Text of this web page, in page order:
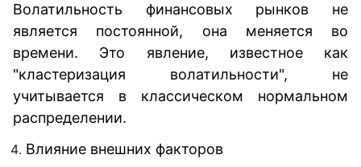
Волатильность финансовых рынков не
является постоянной, она меняется во
времени. Это явление, известное как
"кластеризация волатильности", не
учитывается в классическом нормальном
распределении.
Влияние внешних факторов